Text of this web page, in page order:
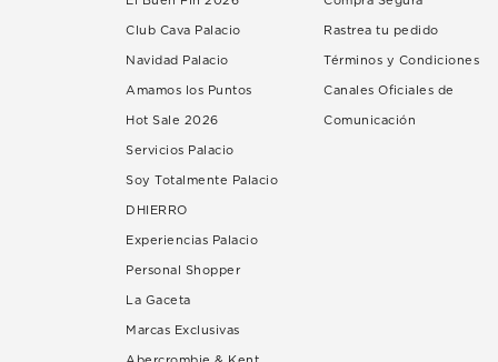
Club Cava Palacio
Navidad Palacio
Amamos los Puntos
Hot Sale 2026
Servicios Palacio
Soy Totalmente Palacio
DHIERRO
Experiencias Palacio
Personal Shopper
La Gaceta
Marcas Exclusivas
Rastrea tu pedido
Términos y Condiciones
Canales Oficiales de
Comunicación